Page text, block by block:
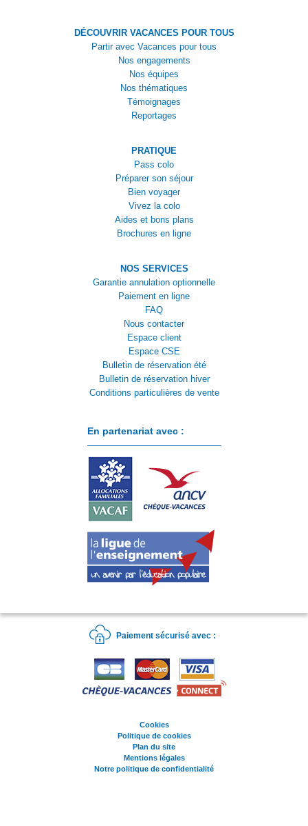
DÉCOUVRIR VACANCES POUR TOUS
Partir avec Vacances pour tous
Nos engagements
Nos équipes
Nos thématiques
Témoignages
Reportages
PRATIQUE
Pass colo
Préparer son séjour
Bien voyager
Vivez la colo
Aides et bons plans
Brochures en ligne
NOS SERVICES
Garantie annulation optionnelle
Paiement en ligne
FAQ
Nous contacter
Espace client
Espace CSE
Bulletin de réservation été
Bulletin de réservation hiver
Conditions particulières de vente
En partenariat avec :
Paiement sécurisé avec :
Cookies
Politique de cookies
Plan du site
Mentions légales
Notre politique de confidentialité